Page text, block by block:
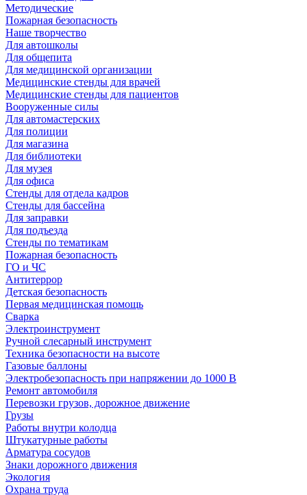
Методические
Пожарная безопасность
Наше творчество
Для автошколы
Для общепита
Для медицинской организации
Медицинские стенды для врачей
Медицинские стенды для пациентов
Вооруженные силы
Для автомастерских
Для полиции
Для магазина
Для библиотеки
Для музея
Для офиса
Стенды для отдела кадров
Стенды для бассейна
Для заправки
Для подъезда
Стенды по тематикам
Пожарная безопасность
ГО и ЧС
Антитеррор
Детская безопасность
Первая медицинская помощь
Сварка
Электроинструмент
Ручной слесарный инструмент
Техника безопасности на высоте
Газовые баллоны
Электробезопасность при напряжении до 1000 В
Ремонт автомобиля
Перевозки грузов, дорожное движение
Грузы
Работы внутри колодца
Штукатурные работы
Арматура сосудов
Знаки дорожного движения
Экология
Охрана труда